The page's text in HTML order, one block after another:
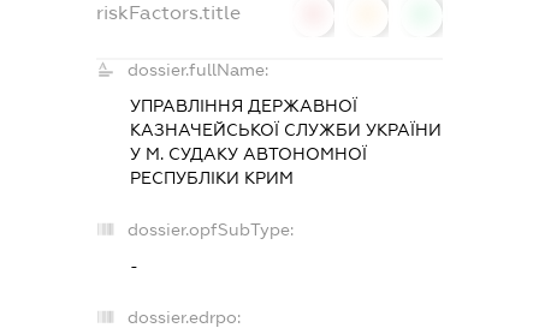
riskFactors.title
dossier.fullName:
УПРАВЛІННЯ ДЕРЖАВНОЇ
КАЗНАЧЕЙСЬКОЇ СЛУЖБИ УКРАЇНИ
У М. СУДАКУ АВТОНОМНОЇ
РЕСПУБЛІКИ КРИМ
dossier.opfSubType:
-
dossier.edrpo: